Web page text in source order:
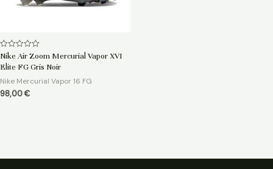
Note
sur
Nike Air Zoom Mercurial Vapor XVI
Elite FG Gris Noir
Nike Mercurial Vapor 16 FG
98,00€